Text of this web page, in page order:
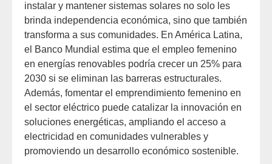
instalar y mantener sistemas solares no solo les
brinda independencia económica, sino que también
transforma a sus comunidades. En América Latina,
el Banco Mundial estima que el empleo femenino
en energías renovables podría crecer un 25% para
2030 si se eliminan las barreras estructurales.
Además, fomentar el emprendimiento femenino en
el sector eléctrico puede catalizar la innovación en
soluciones energéticas, ampliando el acceso a
electricidad en comunidades vulnerables y
promoviendo un desarrollo económico sostenible.